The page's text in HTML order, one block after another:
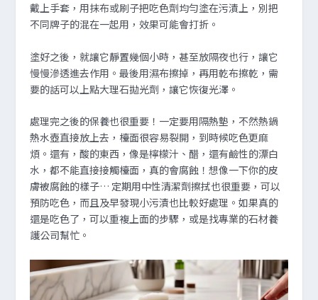
戴上手套，用抹布或刷子把吃色劑均勻塗在污漬上，別把
不同牌子的混在一起用，效果可能會打折。
塗好之後，就讓它靜置幾個小時，甚至放隔夜也行，讓它
慢慢滲透進去作用。最後用濕布擦掉，再用乾布擦乾，需
要的話可以上點大理石拋光劑，讓它恢復光澤。
處理完之後的保養也很重要！一定要用隔熱墊，不然熱鍋
熱水壺直接放上去，檯面很容易裂開，到時候吃色更麻
煩。還有，酸的東西，像是檸檬汁、醋，還有鹼性的漂白
水，都不能直接接觸檯面，真的會腐蝕！想像一下你的皮
膚被腐蝕的樣子… 定期用中性清潔劑擦拭也很重要，可以
預防吃色，而且及早發現小污漬也比較好處理。如果真的
還是吃色了，可以重複上面的步驟，或是找專業的石材養
護公司幫忙。